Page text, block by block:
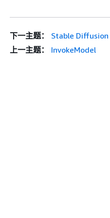
下一主题：
Stable Diffusion
上一主题：
InvokeModel